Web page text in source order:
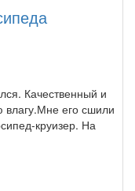
Качественный и
влагу.Мне его сшили
круизер. На